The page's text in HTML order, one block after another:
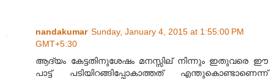
nandakumar Sunday, January 4, 2015 at 1:55:00 PM
GMT+5:30
ആദ്യം കേട്ടതിനുശേഷം മനസ്സില് നിന്നും ഇതുവരെ ഈ
പാട്ട് പടിയിറങ്ങിപ്പോകാത്തത് എന്തുകൊണ്ടാണെന്ന്